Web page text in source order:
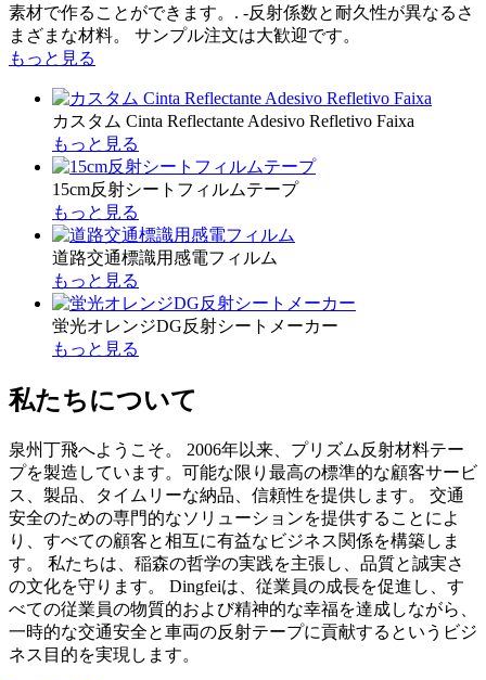
素材で作ることができます。. -反射係数と耐久性が異なるさ
まざまな材料。 サンプル注文は大歓迎です。
もっと見る
カスタム Cinta Reflectante Adesivo Refletivo Faixa
もっと見る
15cm反射シートフィルムテープ
もっと見る
道路交通標識用感電フィルム
もっと見る
蛍光オレンジDG反射シートメーカー
もっと見る
私たちについて
泉州丁飛へようこそ。 2006年以来、プリズム反射材料テー
プを製造しています。可能な限り最高の標準的な顧客サービ
ス、製品、タイムリーな納品、信頼性を提供します。 交通
安全のための専門的なソリューションを提供することによ
り、すべての顧客と相互に有益なビジネス関係を構築しま
す。 私たちは、稲森の哲学の実践を主張し、品質と誠実さ
の文化を守ります。 Dingfeiは、従業員の成長を促進し、す
べての従業員の物質的および精神的な幸福を達成しながら、
一時的な交通安全と車両の反射テープに貢献するというビジ
ネス目的を実現します。